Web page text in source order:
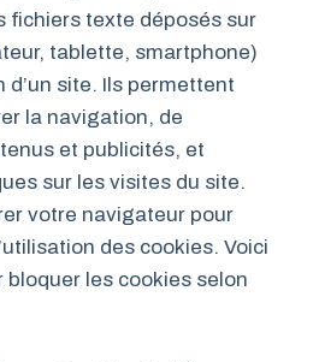
fichiers texte déposés sur
tablette, smartphone)
d’un site. Ils permettent
la navigation, de
et publicités, et
sur les visites du site.
votre navigateur pour
des cookies. Voici
les cookies selon